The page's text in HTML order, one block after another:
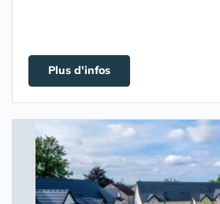
Plus d'infos